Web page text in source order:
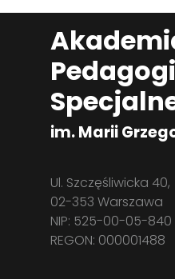
im. Marii
Ul. Szczęśliwicka 40,
02-353 Warszawa
NIP: 525-00-05-840
REGON: 000001488